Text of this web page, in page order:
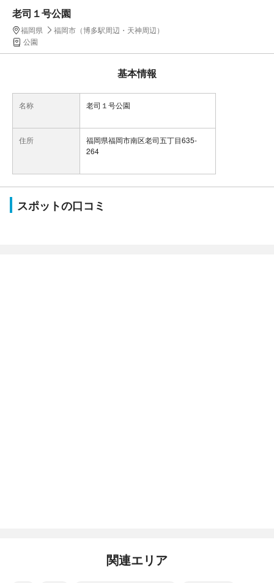
老司１号公園
福岡県
福岡市（博多駅周辺・天神周辺）
公園
基本情報
名称 老司１号公園
住所
福岡県福岡市南区老司五丁目635-
264
スポットの口コミ
関連エリア